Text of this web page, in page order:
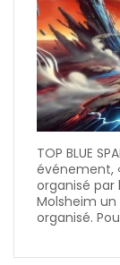
TOP BLUE
événement,
organisé par
Molsheim un
organisé.